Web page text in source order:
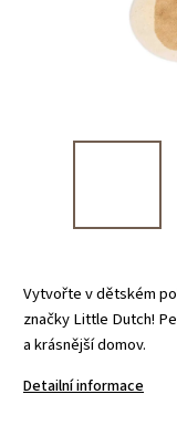
Vytvořte v dětském
značky Little Dutch!
a krásnější domov.
Detailní informace